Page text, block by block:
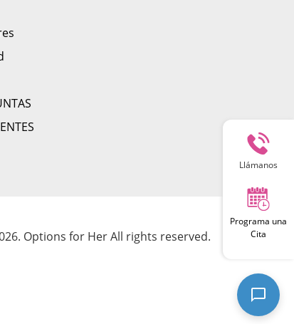
Options for Her All rights reserved.
Llámanos
Programa una
Cita